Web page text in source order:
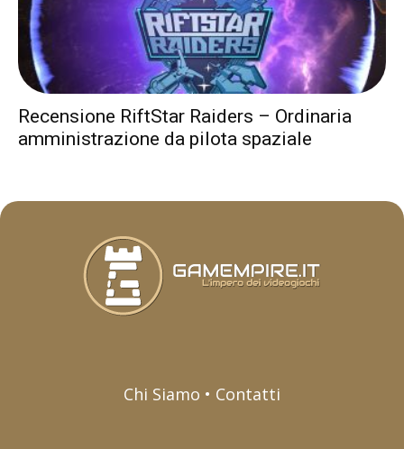
Recensione RiftStar Raiders – Ordinaria
amministrazione da pilota spaziale
Chi Siamo • Contatti